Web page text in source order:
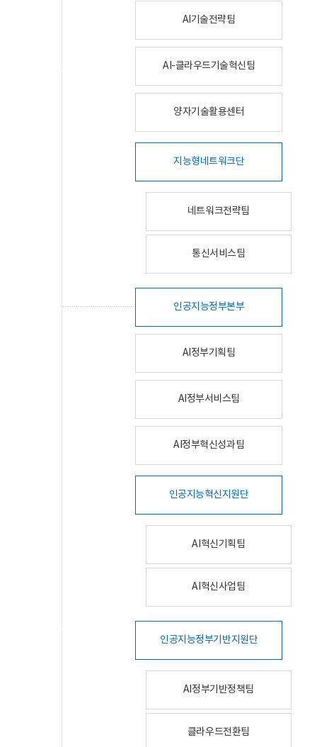
AI기술전략팀
AI-클라우드기술혁신팀
양자기술활용센터
지능형네트워크단
네트워크전략팀
통신서비스팀
인공지능정부본부
AI정부기획팀
AI정부서비스팀
AI정부혁신성과팀
인공지능혁신지원단
AI혁신기획팀
AI혁신사업팀
인공지능정부기반지원단
AI정부기반정책팀
클라우드전환팀